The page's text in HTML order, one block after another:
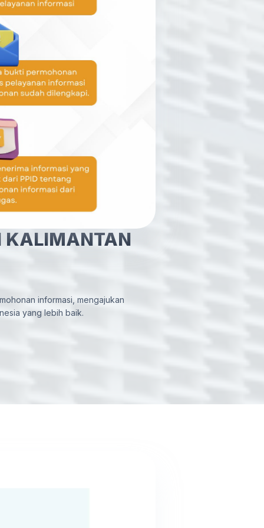
KALIMANTAN
informasi, mengajukan
yang lebih baik.